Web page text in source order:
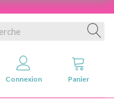
Connexion Panier